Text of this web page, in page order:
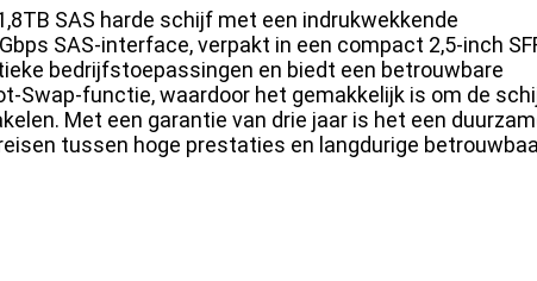
SAS harde schijf met een indrukwekkende
SAS-interface, verpakt in een compact 2,5-inch
bedrijfstoepassingen en biedt een betrouwbare
Swap-functie, waardoor het gemakkelijk is om de
Met een garantie van drie jaar is het een
tussen hoge prestaties en langdurige